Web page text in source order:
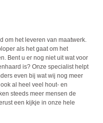
om het leveren van maatwerk.
als het gaat om het
Bent u er nog niet uit wat voor
is? Onze specialist helpt
even bij wat wij nog meer
al heel veel hout- en
steeds meer mensen de
een kijkje in onze hele